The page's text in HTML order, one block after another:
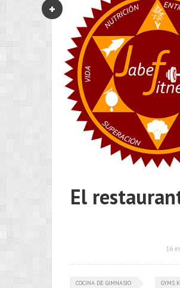
El
16
COCINA DE GIMNASIO GYMS